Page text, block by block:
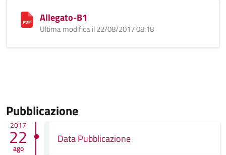
Allegato-B1
Ultima modifica il 22/08/2017 08:18
Pubblicazione
2017
22
ago
Data Pubblicazione